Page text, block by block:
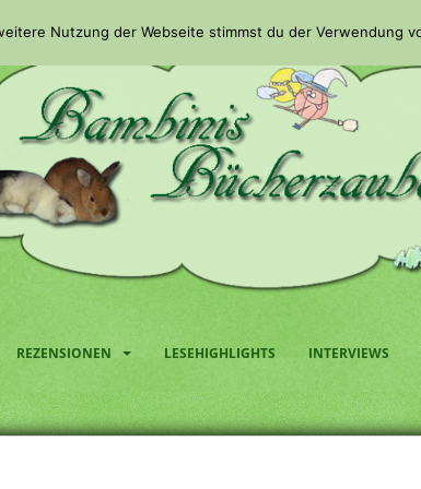
REZENSIONEN LESEHIGHLIGHTS INTERVIEWS
Nutzung der Webseite stimmst du der Verwendung